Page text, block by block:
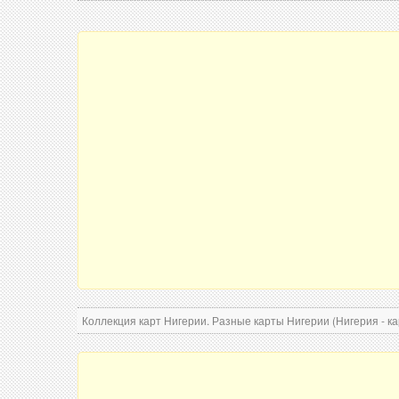
Коллекция карт Нигерии. Разные карты Нигерии (Нигерия -